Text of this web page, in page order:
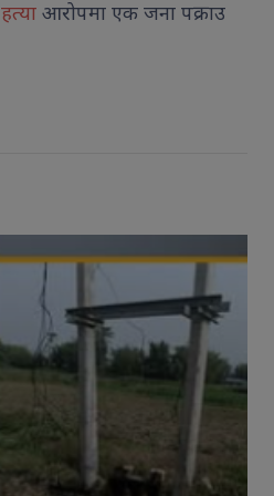
मोरङ प्रहरीद्धारा अभिषेक गिरी